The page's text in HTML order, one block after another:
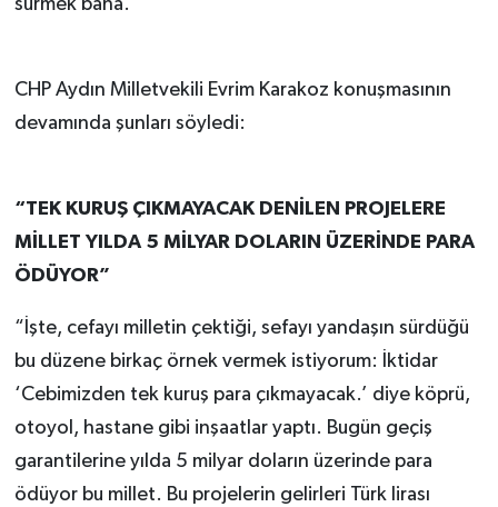
sürmek bana.”
CHP Aydın Milletvekili Evrim Karakoz konuşmasının
devamında şunları söyledi:
“TEK KURUŞ ÇIKMAYACAK DENİLEN PROJELERE
MİLLET YILDA 5 MİLYAR DOLARIN ÜZERİNDE PARA
ÖDÜYOR”
“İşte, cefayı milletin çektiği, sefayı yandaşın sürdüğü
bu düzene birkaç örnek vermek istiyorum: İktidar
‘Cebimizden tek kuruş para çıkmayacak.’ diye köprü,
otoyol, hastane gibi inşaatlar yaptı. Bugün geçiş
garantilerine yılda 5 milyar doların üzerinde para
ödüyor bu millet. Bu projelerin gelirleri Türk lirası